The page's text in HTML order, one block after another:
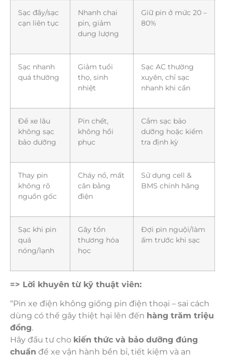
Sạc đầy/sạc
cạn liên tục
Nhanh chai
pin, giảm
dung lượng
Giữ pin ở mức 20 –
80%
Sạc nhanh
quá thường
Giảm tuổi
thọ, sinh
nhiệt
Sạc AC thường
xuyên, chỉ sạc
nhanh khi cần
Để xe lâu
không sạc
bảo dưỡng
Pin chết,
không hồi
phục
Cắm sạc bảo
dưỡng hoặc kiểm
tra định kỳ
Thay pin
không rõ
nguồn gốc
Cháy nổ, mất
cân bằng
điện
Sử dụng cell &
BMS chính hãng
Sạc khi pin
quá
nóng/lạnh
Gây tổn
thương hóa
học
Đợi pin nguội/làm
ấm trước khi sạc
=> Lời khuyên từ kỹ thuật viên:
“Pin xe điện không giống pin điện thoại – sai cách
dùng có thể gây thiệt hại lên đến hàng trăm triệu
đồng.
Hãy đầu tư cho kiến thức và bảo dưỡng đúng
chuẩn để xe vận hành bền bỉ, tiết kiệm và an